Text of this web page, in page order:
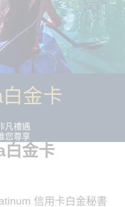
金卡
凡禮遇
您尊享
白金卡
信用卡白金秘書